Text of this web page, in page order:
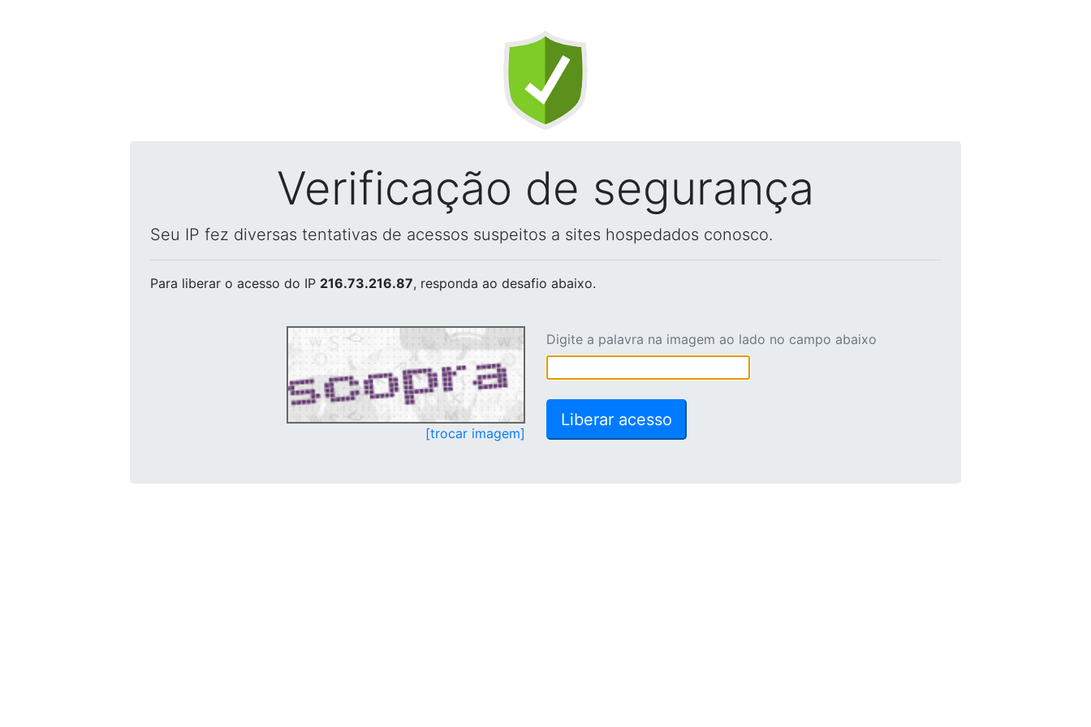
Verificação de segurança
Seu IP fez diversas tentativas de acessos suspeitos a sites hospedados conosco.
Para liberar o acesso do IP 216.73.216.87, responda ao desafio abaixo.
[trocar imagem]
Digite a palavra na imagem ao lado no campo abaixo